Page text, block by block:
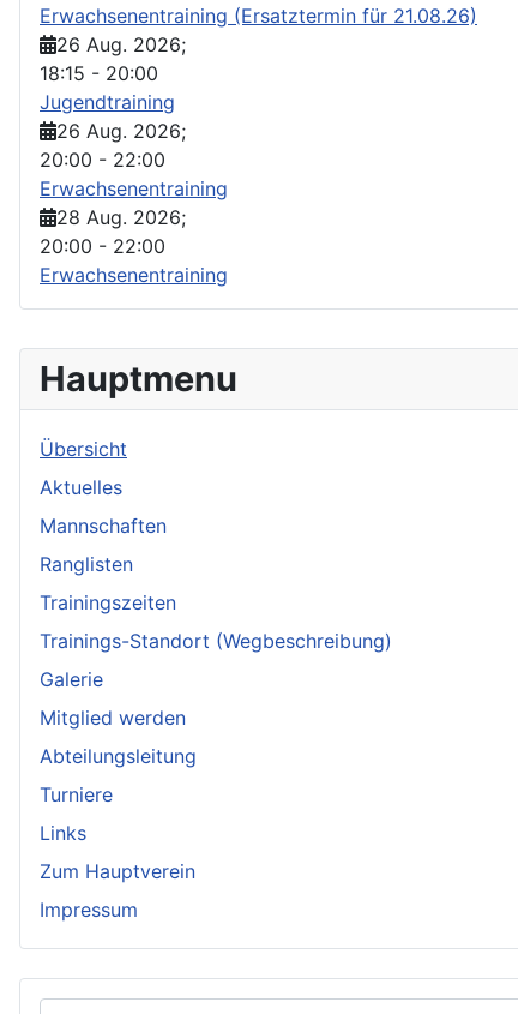
Hauptmenu
Übersicht
Aktuelles
Mannschaften
Ranglisten
Trainingszeiten
Trainings-Standort (Wegbeschreibung)
Galerie
Mitglied werden
Abteilungsleitung
Turniere
Links
Zum Hauptverein
Impressum
Erwachsenentraining (Ersatztermin für 21.08.26)
26 Aug. 2026;
18:15 - 20:00
Jugendtraining
26 Aug. 2026;
20:00 - 22:00
Erwachsenentraining
28 Aug. 2026;
20:00 - 22:00
Erwachsenentraining